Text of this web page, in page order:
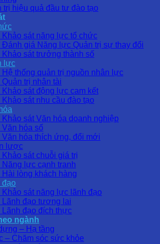
trị hiệu quả đầu tư đào tạo
Khảo sát năng lực tổ chức
Đánh giá Năng lực Quản trị sự thay đổi
Khảo sát trưởng thành số
lực
Hệ thống quản trị nguồn nhân lực
Quản trị nhân tài
Khảo sát động lực cam kết
Khảo sát nhu cầu đào tạo
Khảo sát Văn hóa doanh nghiệp
Văn hóa số
Văn hóa thích ứng, đổi mới
lược
Khảo sát chuỗi giá trị
Năng lực cạnh tranh
Hài lòng khách hàng
đạo
Khảo sát năng lực lãnh đạo
Lãnh đạo tương lai
Lãnh đạo đích thực
ngành
– Hạ tầng
– Chăm sóc sức khỏe